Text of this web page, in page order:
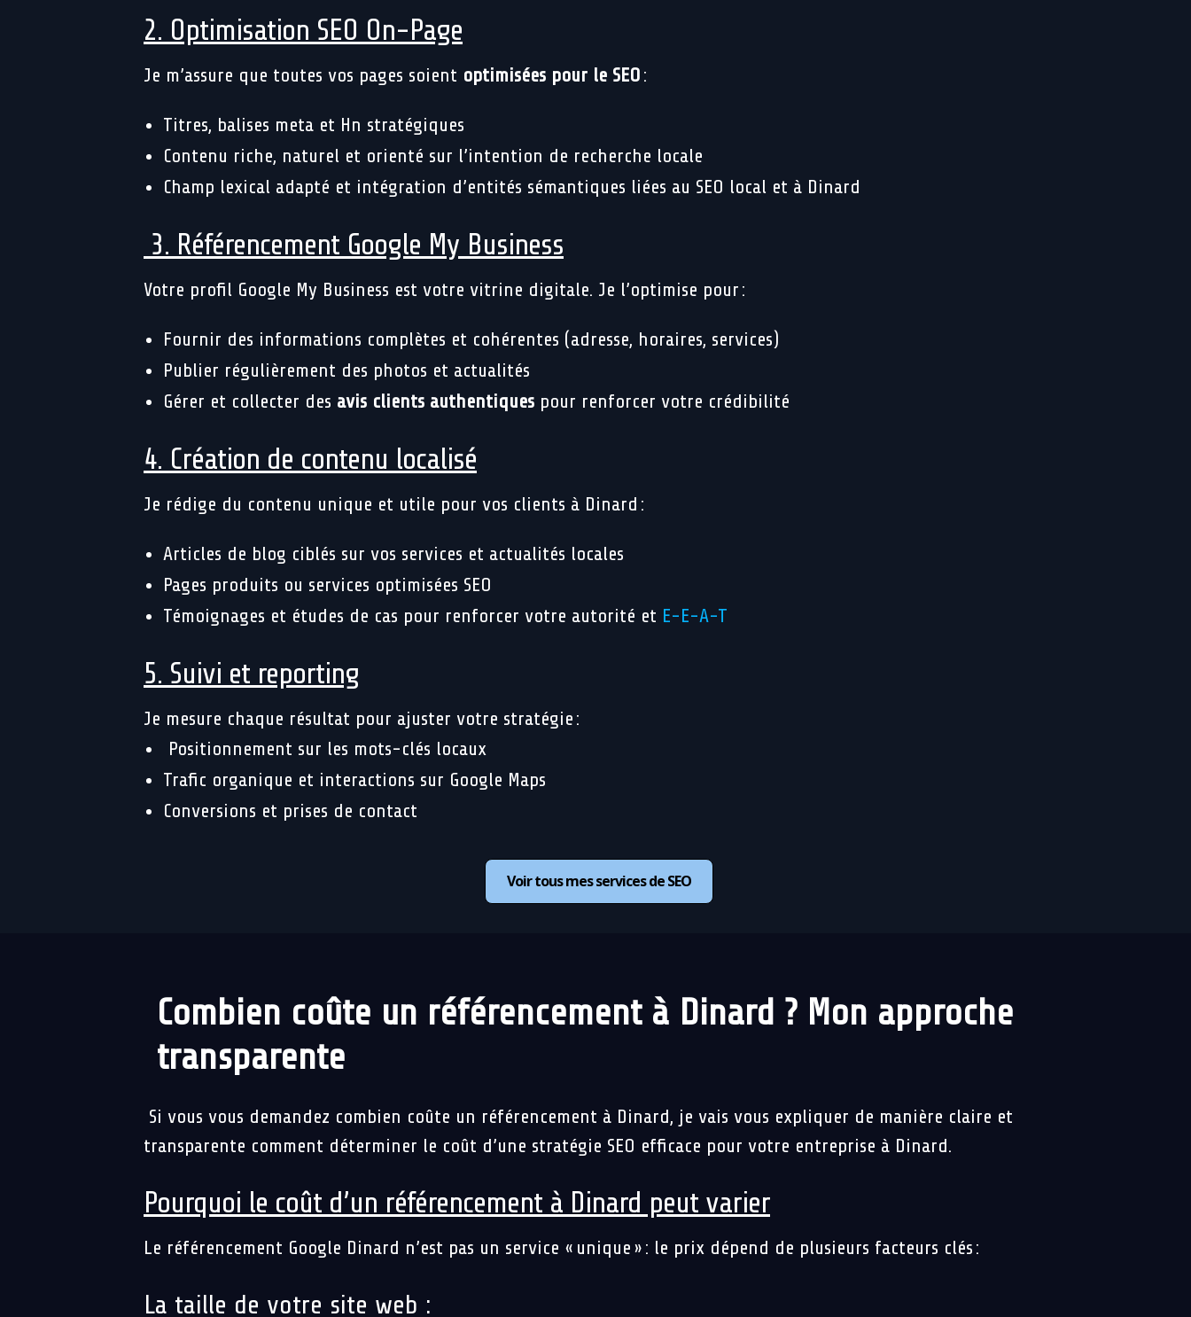
2. Optimisation SEO On-Page
Je m’assure que toutes vos pages soient optimisées pour le SEO :
Titres, balises meta et Hn stratégiques
Contenu riche, naturel et orienté sur l’intention de recherche locale
Champ lexical adapté et intégration d’entités sémantiques liées au SEO local et à Dinard
3. Référencement Google My Business
Votre profil Google My Business est votre vitrine digitale. Je l’optimise pour :
Fournir des informations complètes et cohérentes (adresse, horaires, services)
Publier régulièrement des photos et actualités
Gérer et collecter des avis clients authentiques pour renforcer votre crédibilité
4. Création de contenu localisé
Je rédige du contenu unique et utile pour vos clients à Dinard :
Articles de blog ciblés sur vos services et actualités locales
Pages produits ou services optimisées SEO
Témoignages et études de cas pour renforcer votre autorité et E-E-A-T
5. Suivi et reporting
Je mesure chaque résultat pour ajuster votre stratégie :
Positionnement sur les mots-clés locaux
Trafic organique et interactions sur Google Maps
Conversions et prises de contact
Voir tous mes services de SEO
Combien coûte un référencement à Dinard ? Mon approche
transparente
Si vous vous demandez combien coûte un référencement à Dinard, je vais vous expliquer de manière claire et
transparente comment déterminer le coût d’une stratégie SEO efficace pour votre entreprise à Dinard.
Pourquoi le coût d’un référencement à Dinard peut varier
Le référencement Google Dinard n’est pas un service « unique » : le prix dépend de plusieurs facteurs clés :
La taille de votre site web :